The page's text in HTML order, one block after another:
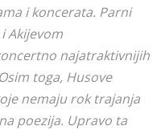
i koncerata. Parni
Akijevom
najatraktivnijih
toga, Husove
nemaju rok trajanja
poezija. Upravo ta